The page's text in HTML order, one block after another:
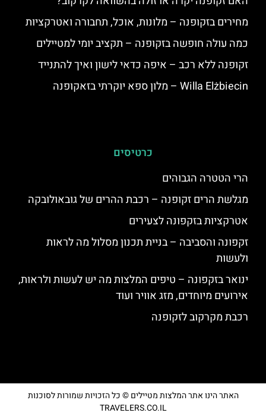
מחירים בזקופנה – מלונות, אוכל, תחבורה ואטרקציות
כמה עולה חופשה בזקופנה – תקציב יומי למטיילים
זקופנה ללא רכב – איפה כדאי לישון ואיך להתנייד
Willa Elżbiecin – מלון ספא יוקרתי בזאקופנה
כרטיסים
הרי הטטרה הגבוהים
מגלשת הרים זקופנה – רכבת ההרים של גובאולובקה
אטרקציות בזקפונה לצעירים
זקפונה והסביבה – בניית תכנון מסלול מה לראות
ולעשות
ינואר בזקפונה – טיפים המלצות מה יש לעשות ולראות,
אירועים מיוחדים, מזג אוויר ועוד
רכבת מקרקוב לזקופנה
האתר הינו אתר המלצות מטיילים © כל הזכויות שמורות לסוכנות
TRAVELERS.CO.IL